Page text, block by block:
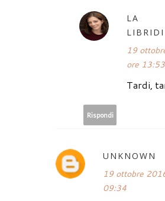
LA
19
ore 13:53
Tardi,
Rispondi
UNKNOWN
19 ottobre
09:34